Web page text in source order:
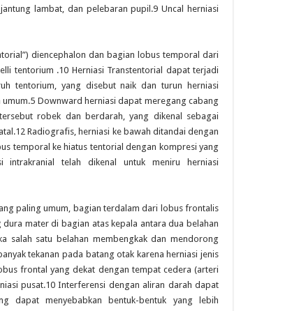
lambat, dan pelebaran pupil.9 Uncal herniasi
diencephalon dan bagian lobus temporal dari
tentorium .10 Herniasi Transtentorial dapat terjadi
tentorium, yang disebut naik dan turun herniasi
Downward herniasi dapat meregang cabang
robek dan berdarah, yang dikenal sebagai
Radiografis, herniasi ke bawah ditandai dengan
temporal ke hiatus tentorial dengan kompresi yang
intrakranial telah dikenal untuk meniru herniasi
paling umum, bagian terdalam dari lobus frontalis
mater di bagian atas kepala antara dua belahan
salah satu belahan membengkak dan mendorong
tekanan pada batang otak karena herniasi jenis
frontal yang dekat dengan tempat cedera (arteri
pusat.10 Interferensi dengan aliran darah dapat
dapat menyebabkan bentuk-bentuk yang lebih